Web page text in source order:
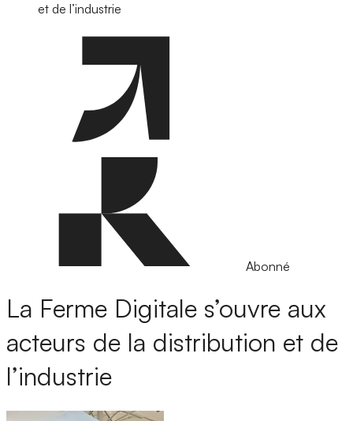
et de l’industrie
Abonné
La Ferme Digitale s’ouvre aux
acteurs de la distribution et de
l’industrie